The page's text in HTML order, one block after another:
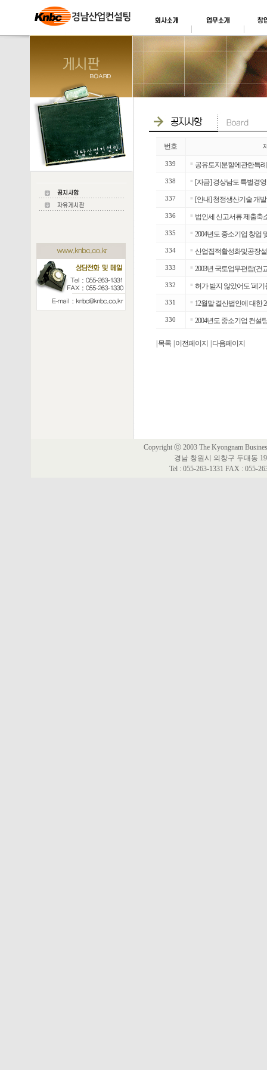
번호
339 ■ 공유토지분할에관한특
338 ■ [자금] 경상남도 특별경
337 ■ [안내] 청정생산기술 개
336 ■ 법인세 신고서류 제출축
335 ■ 2004년도 중소기업 창업
334 ■ 산업집적활성화및공장
333 ■ 2003년 국토업무편람(건
332 ■ 허가 받지 않았어도 '폐
331 ■ 12월말 결산법인에 대한
330 ■ 2004년도 중소기업 컨설
| 목록 | 이전페이지 | 다음페이지
Copyright ⓒ 2003 The Kyongnam
경남 창원시 의창구 두대동
Tel : 055-263-1331 FAX : 055-